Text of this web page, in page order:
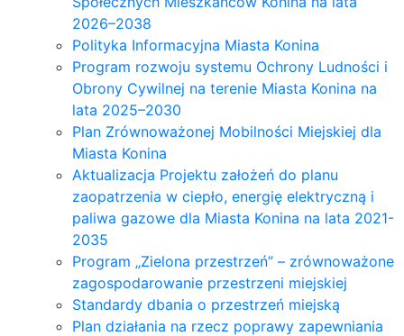
2026–2038
Polityka Informacyjna Miasta Konina
Program rozwoju systemu Ochrony Ludności i
Obrony Cywilnej na terenie Miasta Konina na
lata 2025–2030
Plan Zrównoważonej Mobilności Miejskiej dla
Miasta Konina
Aktualizacja Projektu założeń do planu
zaopatrzenia w ciepło, energię elektryczną i
paliwa gazowe dla Miasta Konina na lata 2021-
2035
Program „Zielona przestrzeń” – zrównoważone
zagospodarowanie przestrzeni miejskiej
Standardy dbania o przestrzeń miejską
Plan działania na rzecz poprawy zapewniania